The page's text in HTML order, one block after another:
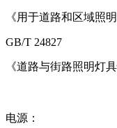
《用于道路和区域照
GB/T 24827
《道路与街路照明灯
电源：